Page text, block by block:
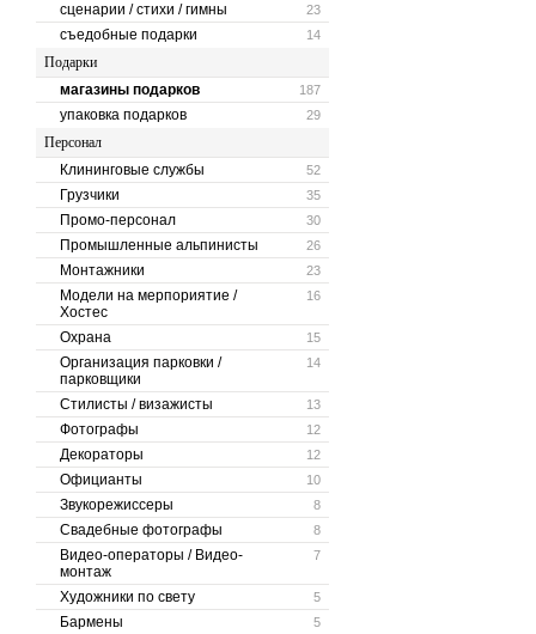
23
сценарии / стихи / гимны
14
съедобные подарки
Подарки
187
магазины подарков
29
упаковка подарков
Персонал
52
Клининговые службы
35
Грузчики
30
Промо-персонал
26
Промышленные альпинисты
23
Монтажники
16
Модели на мерпориятие /
Хостес
15
Охрана
14
Организация парковки /
парковщики
13
Стилисты / визажисты
12
Фотографы
12
Декораторы
10
Официанты
8
Звукорежиссеры
8
Свадебные фотографы
7
Видео-операторы / Видео-
монтаж
5
Художники по свету
5
Бармены